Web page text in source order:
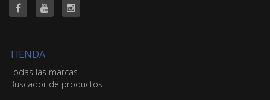
TIENDA
Todas las marcas
Buscador de productos